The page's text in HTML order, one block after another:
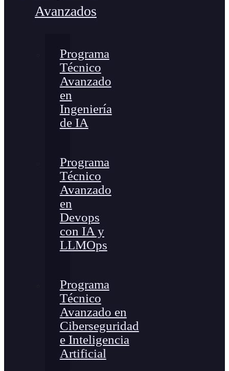
Avanzados
Programa
Técnico
Avanzado
en
Ingeniería
de IA
Programa
Técnico
Avanzado
en
Devops
con IA y
LLMOps
Programa
Técnico
Avanzado en
Ciberseguridad
e Inteligencia
Artificial